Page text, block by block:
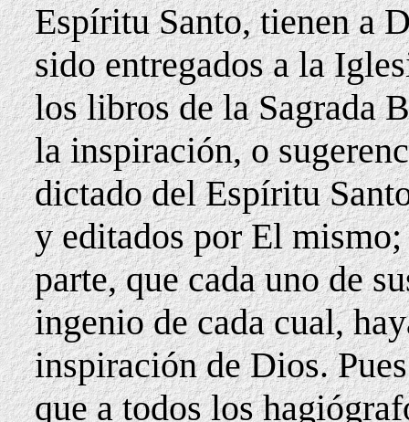
Espíritu Santo, tienen a
sido entregados a la
los libros de la Sagrada
la inspiración, o
dictado del Espíritu
y editados por El
parte, que cada uno de
ingenio de cada cual,
inspiración de Dios.
que a todos los